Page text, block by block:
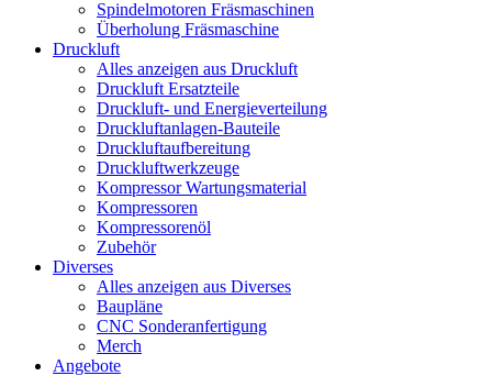
Spindelmotoren Fräsmaschinen
Überholung Fräsmaschine
Druckluft
Alles anzeigen aus Druckluft
Druckluft Ersatzteile
Druckluft- und Energieverteilung
Druckluftanlagen-Bauteile
Druckluftaufbereitung
Druckluftwerkzeuge
Kompressor Wartungsmaterial
Kompressoren
Kompressorenöl
Zubehör
Diverses
Alles anzeigen aus Diverses
Baupläne
CNC Sonderanfertigung
Merch
Angebote